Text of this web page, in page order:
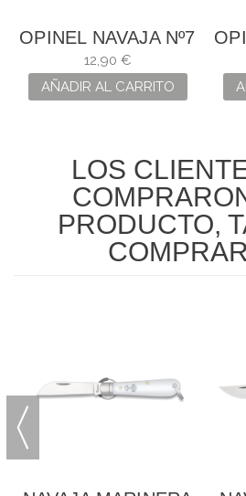
OPINEL NAVAJA Nº7
12,90 €
AÑADIR AL CARRITO
LOS
PRODUCTO,